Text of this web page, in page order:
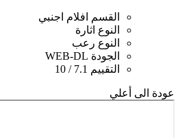
القسم
افلام اجنبي
النوع اثارة
النوع رعب
الجودة WEB-DL
التقييم 7.1 / 10
عودة الى أعلي